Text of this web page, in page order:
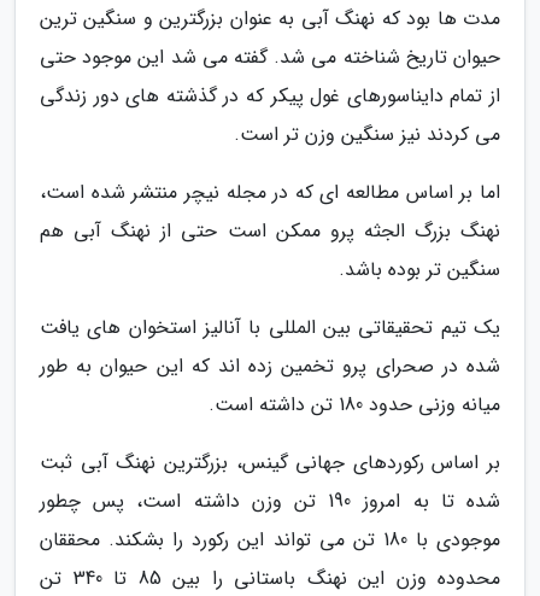
مدت ها بود که نهنگ آبی به عنوان بزرگترین و سنگین ترین
حیوان تاریخ شناخته می شد. گفته می شد این موجود حتی
از تمام دایناسورهای غول پیکر که در گذشته های دور زندگی
می کردند نیز سنگین وزن تر است.
اما بر اساس مطالعه ای که در مجله نیچر منتشر شده است،
نهنگ بزرگ الجثه پرو ممکن است حتی از نهنگ آبی هم
سنگین تر بوده باشد.
یک تیم تحقیقاتی بین المللی با آنالیز استخوان های یافت
شده در صحرای پرو تخمین زده اند که این حیوان به طور
میانه وزنی حدود 180 تن داشته است.
بر اساس رکوردهای جهانی گینس، بزرگترین نهنگ آبی ثبت
شده تا به امروز 190 تن وزن داشته است، پس چطور
موجودی با 180 تن می تواند این رکورد را بشکند. محققان
محدوده وزن این نهنگ باستانی را بین 85 تا 340 تن